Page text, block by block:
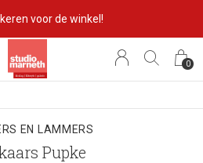
0
voor de winkel!
EN LAMMERS
Pupke